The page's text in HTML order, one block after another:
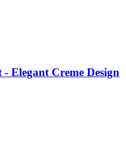
Elegant Creme Design